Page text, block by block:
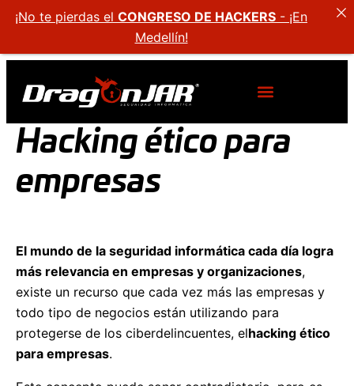
Hacking ético para
empresas
El mundo de la seguridad informática cada día logra
más relevancia en empresas y organizaciones,
existe un recurso que cada vez más las empresas y
todo tipo de negocios están utilizando para
protegerse de los ciberdelincuentes, elhacking ético
para empresas.
¡No te pierdas el CONGRESO DE HACKERS - ¡En
Medellín!